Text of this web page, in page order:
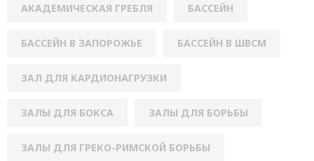
АКАДЕМИЧЕСКАЯ ГРЕБЛЯ БАССЕЙН
БАССЕЙН В ЗАПОРОЖЬЕ БАССЕЙН В ШВСМ
ЗАЛ ДЛЯ КАРДИОНАГРУЗКИ
ЗАЛЫ ДЛЯ БОКСА ЗАЛЫ ДЛЯ БОРЬБЫ
ЗАЛЫ ДЛЯ ГРЕКО-РИМСКОЙ БОРЬБЫ